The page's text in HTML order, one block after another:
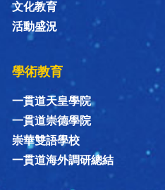
文化教育
活動盛況
學術教育
一貫道天皇學院
一貫道崇德學院
崇華雙語學校
一貫道海外調研總結